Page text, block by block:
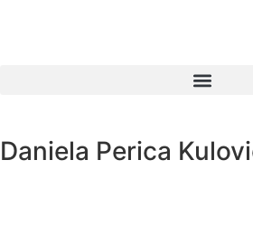
Daniela Perica